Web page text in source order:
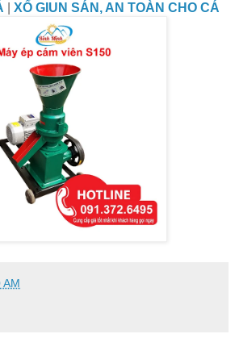
XỔ GIUN SÁN, AN TOÀN CHO CÁ
AM